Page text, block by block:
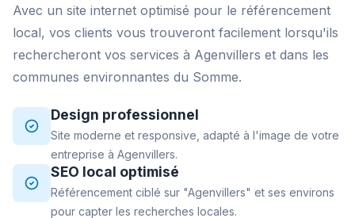
Avec un site internet optimisé pour le référencement
local, vos clients vous trouveront facilement lorsqu'ils
rechercheront vos services à Agenvillers et dans les
communes environnantes du Somme.
Design professionnel
Site moderne et responsive, adapté à l'image de votre
entreprise à Agenvillers.
SEO local optimisé
Référencement ciblé sur "Agenvillers" et ses environs
pour capter les recherches locales.